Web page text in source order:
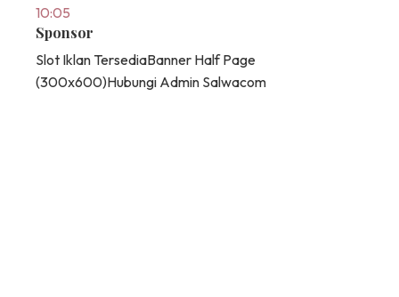
10:05
Sponsor
Slot Iklan TersediaBanner Half Page
(300x600)Hubungi Admin Salwacom